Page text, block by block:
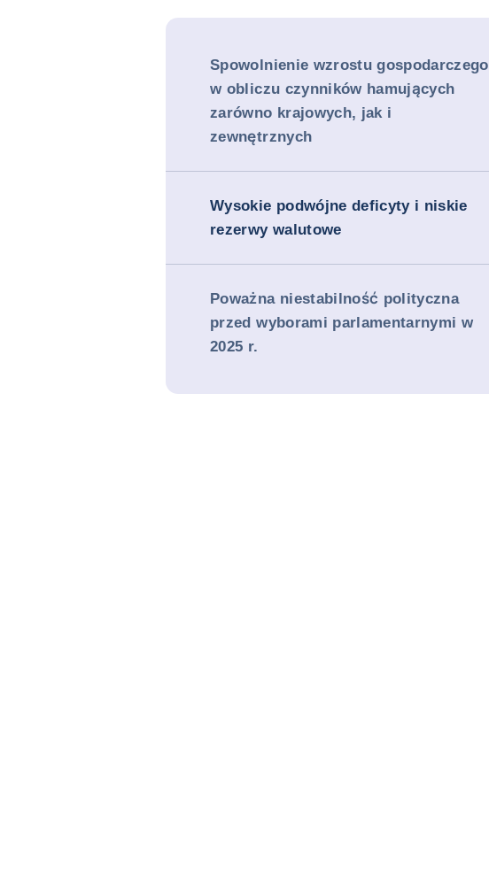
Spowolnienie wzrostu gospodarczego
w obliczu czynników hamujących
zarówno krajowych, jak i
zewnętrznych
Wysokie podwójne deficyty i niskie
rezerwy walutowe
Poważna niestabilność polityczna
przed wyborami parlamentarnymi w
2025 r.